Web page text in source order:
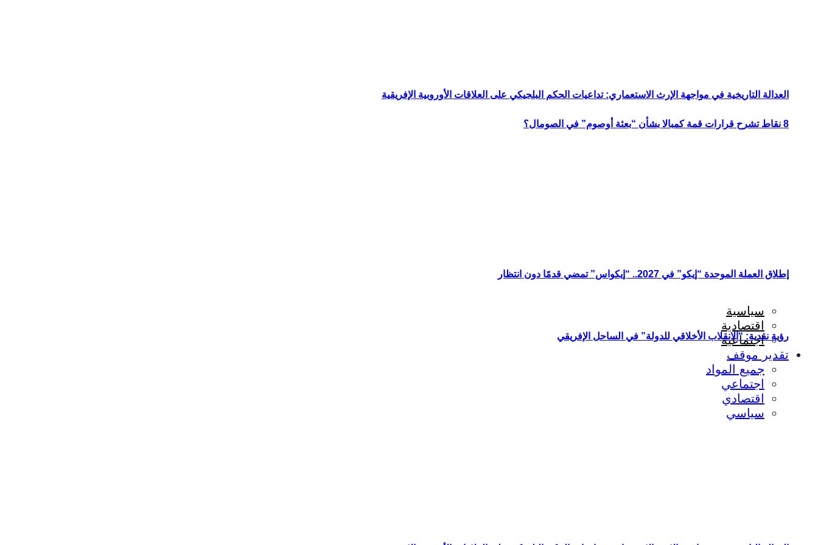
8 نقاط تشرح قرارات قمة كمبالا بشأن “بعثة أوصوم” في الصومال؟
رؤية نقدية: “الانقلاب الأخلاقي للدولة” في الساحل الإفريقي
العدالة التاريخية في مواجهة الإرث الاستعماري: تداعيات الحكم البلجيكي على العلاقات الأوروبية الإفريقية
إطلاق العملة الموحدة “إيكو” في 2027.. “إيكواس” تمضي قدمًا دون انتظار
سياسية
اقتصادية
اجتماعية
تقدير موقف
جميع المواد
اجتماعي
اقتصادي
سياسي